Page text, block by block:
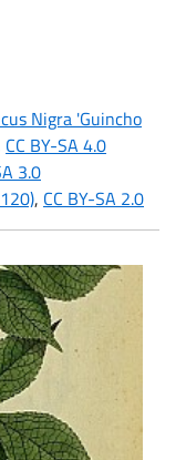
Nigra 'Guincho
CC BY-SA 4.0
3.0
, CC BY-SA 2.0